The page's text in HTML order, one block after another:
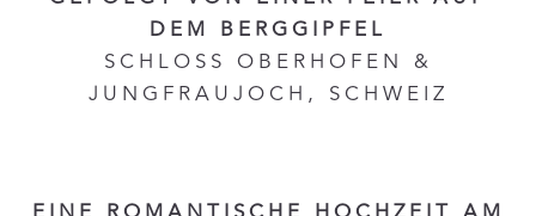
DEM BERGGIPFEL
SCHLOSS OBERHOFEN &
JUNGFRAUJOCH, SCHWEIZ